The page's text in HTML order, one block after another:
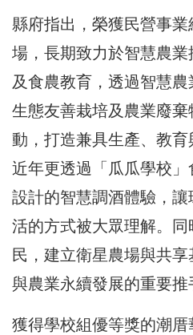
縣府指出，榮獲民營事
場，長期致力於智慧農
及食農教育，透過智慧農
生態友善栽培及農業廢
動，打造兼具生產、教育
近年更透過「瓜瓜學校
設計的智慧調酒體驗，
活的方式被大眾理解。
民，建立衛星農場與共
與農業永續發展的重要推
獲得學校組優等獎的潮